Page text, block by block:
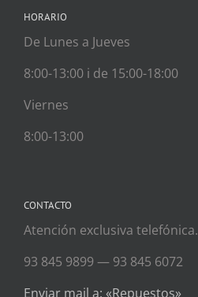
HORARIO
De Lunes a Jueves
8:00-13:00 i de 15:00-18:00
Viernes
8:00-13:00
CONTACTO
Atención exclusiva telefónica.
93 845 9899 — 93 845 6072
Enviar mail a: «Repuestos»